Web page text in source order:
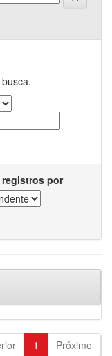
registros por
1 Próximo